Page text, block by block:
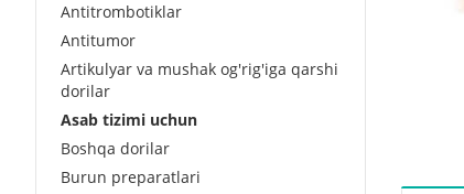
Antitrombotiklar
Antitumor
Artikulyar va mushak og'rig'iga qarshi
dorilar
Asab tizimi uchun
Boshqa dorilar
Burun preparatlari